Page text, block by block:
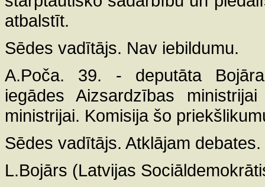
atbalstīt.
Sēdes vadītājs. Nav iebildumu.
A.Poča. 39. - deputāta
iegādes Aizsardzības
ministrijai. Komisija šo
Sēdes vadītājs. Atklājam
L.Bojārs (Latvijas